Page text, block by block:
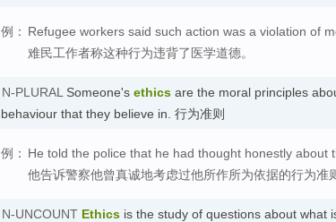
例： Refugee workers said such action was a violation of
难民工作者称这种行为违背了医学道德。
N-PLURAL Someone's ethics are the moral principles
behaviour that they believe in. 行为准则
例： He told the police that he had thought honestly about
他告诉警察他曾真诚地考虑过他所作所为依据的行为准
N-UNCOUNT Ethics is the study of questions about what